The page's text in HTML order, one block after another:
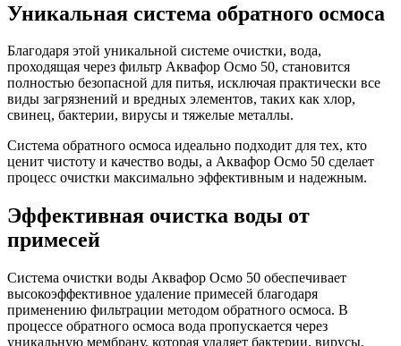
Уникальная система обратного осмоса
Благодаря этой уникальной системе очистки, вода,
проходящая через фильтр Аквафор Осмо 50, становится
полностью безопасной для питья, исключая практически все
виды загрязнений и вредных элементов, таких как хлор,
свинец, бактерии, вирусы и тяжелые металлы.
Система обратного осмоса идеально подходит для тех, кто
ценит чистоту и качество воды, а Аквафор Осмо 50 сделает
процесс очистки максимально эффективным и надежным.
Эффективная очистка воды от
примесей
Система очистки воды Аквафор Осмо 50 обеспечивает
высокоэффективное удаление примесей благодаря
применению фильтрации методом обратного осмоса. В
процессе обратного осмоса вода пропускается через
уникальную мембрану, которая удаляет бактерии, вирусы,